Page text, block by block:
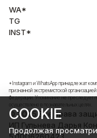
WA*
TG
INST*
© 2025 Все права
ИП Гульнева Дарья
*Instagram и WhatsApp принадлежат
признанной экстремистской
Федерации. Упоминание не преследует
осуществлено в познавательных целях.
COOKIE
Продолжая